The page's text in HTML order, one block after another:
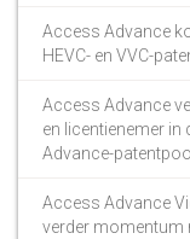
Access Advance
HEVC- en VVC-
Access Advance
en licentienemer in
Advance-
Access Advance
verder momentum